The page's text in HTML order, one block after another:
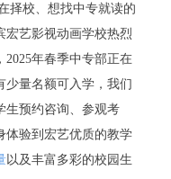
择校、想找中专就读的
宏艺影视动画学校热烈
年春季中专部正在
少量名额可入学，我们
生预约咨询、参观考
体验到宏艺优质的教学
以及丰富多彩的校园生